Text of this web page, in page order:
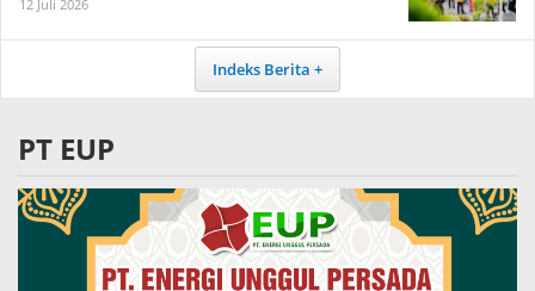
12 Juli 2026
Indeks Berita
PT EUP